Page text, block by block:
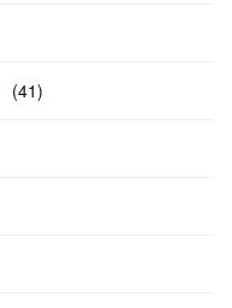
(41)